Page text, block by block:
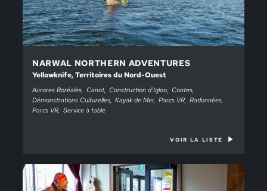
NARWAL NORTHERN ADVENTURES
Yellowknife, Territoires du Nord-Ouest
Aurores Boréales Canot Construction d’Igloo Contes
Démonstrations Culturelles Kayak de Mer Parcs VR Radonnées
Parcs VR Service à table
VOIR LA LISTE